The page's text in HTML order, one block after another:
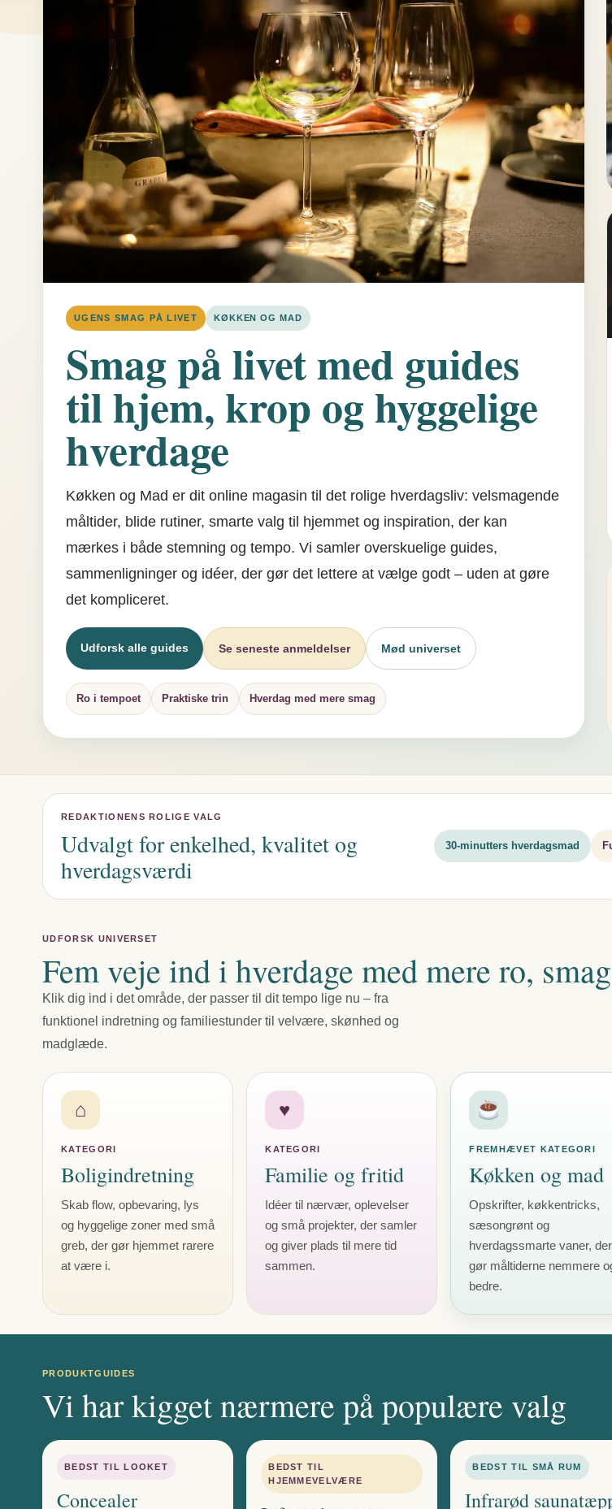
UGENS SMAG PÅ LIVET KØKKEN OG MAD
Smag på livet med guides
til hjem, krop og hyggelige
hverdage
Køkken og Mad er dit online magasin til det rolige hverdagsliv: velsmagende
måltider, blide rutiner, smarte valg til hjemmet og inspiration, der kan
mærkes i både stemning og tempo. Vi samler overskuelige guides,
sammenligninger og idéer, der gør det lettere at vælge godt – uden at gøre
det kompliceret.
Udforsk alle guides Se seneste anmeldelser Mød universet
Ro i tempoet Praktiske trin Hverdag med mere smag
REDAKTIONENS ROLIGE VALG
Udvalgt for enkelhed, kvalitet og
hverdagsværdi
30-minutters hverdagsmad
UDFORSK UNIVERSET
Fem veje ind i hverdage med mere ro,
Klik dig ind i det område, der passer til dit tempo lige nu – fra
funktionel indretning og familiestunder til velvære, skønhed og
madglæde.
⌂
KATEGORI
Boligindretning
Skab flow, opbevaring, lys
og hyggelige zoner med små
greb, der gør hjemmet rarere
at være i.
♥
KATEGORI
Familie og fritid
Idéer til nærvær, oplevelser
og små projekter, der samler
og giver plads til mere tid
sammen.
FREMHÆVET KATEGORI
Køkken og mad
Opskrifter, køkkentricks,
sæsongrønt og
hverdagssmarte vaner, der
gør måltiderne nemmere
bedre.
PRODUKTGUIDES
Vi har kigget nærmere på populære valg
BEDST TIL LOOKET
Concealer
BEDST TIL
HJEMMEVELVÆRE
BEDST TIL SMÅ RUM
Infrarød